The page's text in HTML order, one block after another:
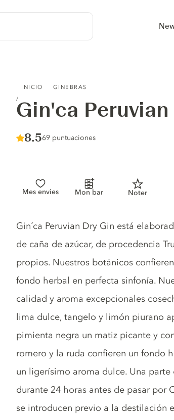
INICIO GINEBRAS
Gin'ca
Score :
8.5/ 10
69 puntuaciones
Mes envies Mon bar Noter
Gin description
Gin´ca Peruvian Dry Gin está
de caña de azúcar, de procedencia
propios. Nuestros botánicos
fondo herbal en perfecta sinfonía.
calidad y aroma excepcionales
lima dulce, tangelo y limón piurano
pimienta negra un matiz picante y
romero y la ruda confieren un fondo
un ligerísimo aroma dulce. Una
durante 24 horas antes de pasar por
se introducen previo a la destilación